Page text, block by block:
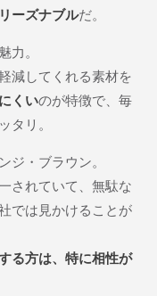
ーズナブルだ。
力。
減してくれる素材を
くいのが特徴で、毎
タリ。
ジ・ブラウン。
されていて、無駄な
では見かけることが
る方は、特に相性が